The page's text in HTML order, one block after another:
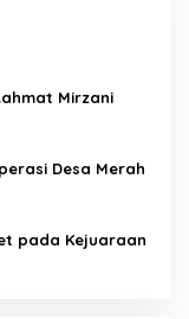
Mirzani
Desa Merah
pada Kejuaraan